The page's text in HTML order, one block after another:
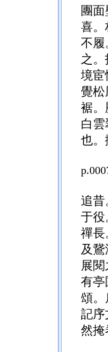
團
喜。
不履
之
境宦
覺松
裾。
白
也。
追昔
于役
禪長
及鵞
展
有亭
頌。
記序
然掩